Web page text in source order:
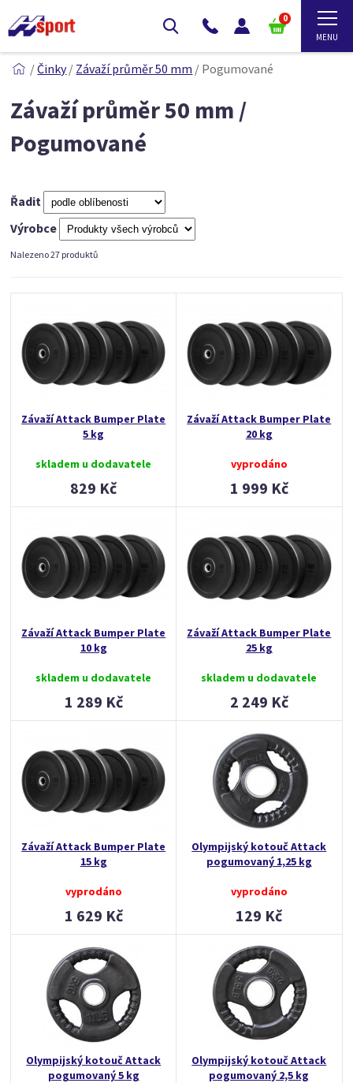
0
/Činky/ Závaží průměr 50 mm / Pogumované
Závaží průměr 50 mm /
Pogumované
Řadit
Výrobce
Nalezeno 27 produktů
Závaží Attack Bumper Plate
5 kg
skladem u dodavatele
829 Kč
Závaží Attack Bumper Plate
20 kg
vyprodáno
1 999 Kč
Závaží Attack Bumper Plate
10 kg
skladem u dodavatele
1 289 Kč
Závaží Attack Bumper Plate
25 kg
skladem u dodavatele
2 249 Kč
Závaží Attack Bumper Plate
15 kg
vyprodáno
1 629 Kč
Olympijský kotouč Attack
pogumovaný 1,25 kg
vyprodáno
129 Kč
Olympijský kotouč Attack
pogumovaný 5 kg
Olympijský kotouč Attack
pogumovaný 2,5 kg